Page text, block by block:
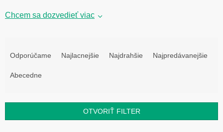
Chcem sa dozvedieť viac
p
Odporúčame Najlacnejšie Najdrahšie Najpredávanejšie
Abecedne
OTVORIŤ FILTER